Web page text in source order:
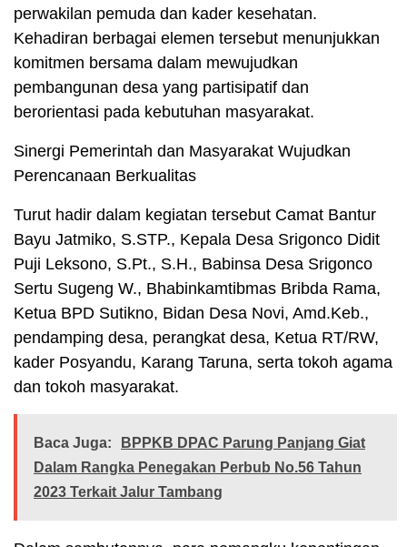
perwakilan pemuda dan kader kesehatan.
Kehadiran berbagai elemen tersebut menunjukkan
komitmen bersama dalam mewujudkan
pembangunan desa yang partisipatif dan
berorientasi pada kebutuhan masyarakat.
Sinergi Pemerintah dan Masyarakat Wujudkan
Perencanaan Berkualitas
Turut hadir dalam kegiatan tersebut Camat Bantur
Bayu Jatmiko, S.STP., Kepala Desa Srigonco Didit
Puji Leksono, S.Pt., S.H., Babinsa Desa Srigonco
Sertu Sugeng W., Bhabinkamtibmas Bribda Rama,
Ketua BPD Sutikno, Bidan Desa Novi, Amd.Keb.,
pendamping desa, perangkat desa, Ketua RT/RW,
kader Posyandu, Karang Taruna, serta tokoh agama
dan tokoh masyarakat.
Baca Juga:
BPPKB DPAC Parung Panjang Giat
Dalam Rangka Penegakan Perbub No.56 Tahun
2023 Terkait Jalur Tambang